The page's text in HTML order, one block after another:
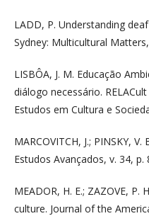
LADD, P. Understanding
Sydney: Multicultural
LISBÔA, J. M. Educação
diálogo necessário.
Estudos em Cultura e
MARCOVITCH, J.; PINSKY,
Estudos Avançados, v. 34, p.
MEADOR, H. E.; ZAZOVE,
culture. Journal of the